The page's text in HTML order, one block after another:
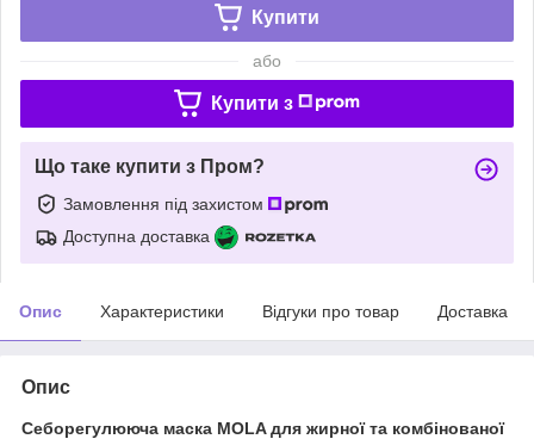
Купити
або
Купити з
Що таке купити з Пром?
Замовлення під захистом
Доступна доставка
Опис Характеристики Відгуки про товар Доставка
Опис
Себорегулююча маска MOLA для жирної та комбінованої